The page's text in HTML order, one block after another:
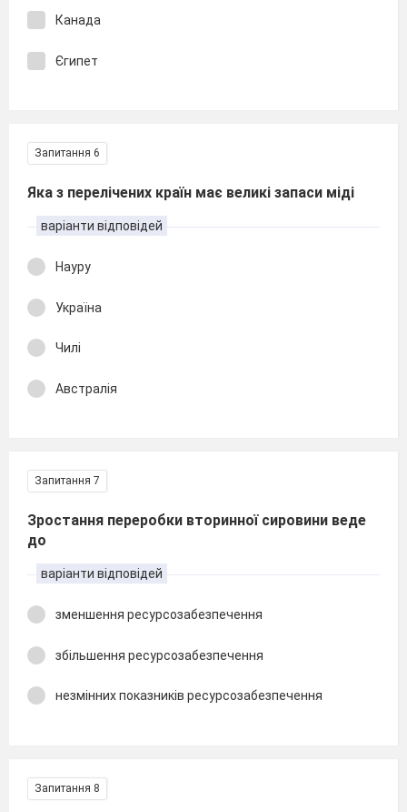
Канада
Єгипет
Запитання 6
Яка з перелічених країн має великі запаси міді
варіанти відповідей
Науру
Україна
Чилі
Австралія
Запитання 7
Зростання переробки вторинної сировини веде
до
варіанти відповідей
зменшення ресурсозабезпечення
збільшення ресурсозабезпечення
незмінних показників ресурсозабезпечення
Запитання 8